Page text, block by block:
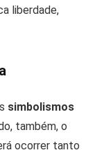
liberdade,
simbolismos
também, o
ocorrer tanto